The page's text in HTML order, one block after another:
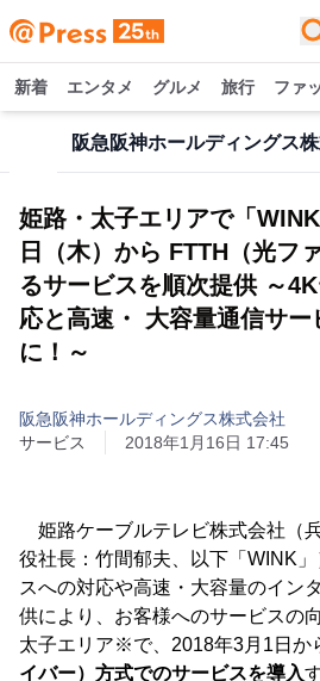
新着 エンタメ グルメ 旅行 ファ
阪急阪神ホールディングス
姫路・太子エリアで「
日（木）から FTTH（光フ
るサービスを順次提供 ～
応と高速・ 大容量通信サ
に！～
阪急阪神ホールディングス株式会社
サービス
2018年1月16日 17:45
姫路ケーブルテレビ株式会社（
役社長：竹間郁夫、以下「WINK
スへの対応や高速・大容量のイン
供により、お客様へのサービスの
太子エリア※で、2018年3月1日か
イバー）方式でのサービスを導入